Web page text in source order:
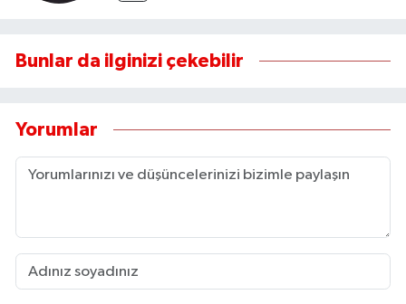
Bunlar da ilginizi çekebilir
Yorumlar